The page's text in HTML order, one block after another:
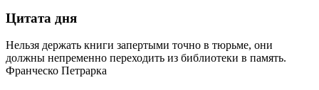
Цитата дня
Нельзя держать книги запертыми точно в тюрьме, они
должны непременно переходить из библиотеки в память.
Франческо Петрарка